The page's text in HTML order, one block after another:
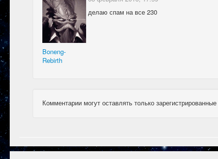
Boneng-
Rebirth
делаю спам на все 230
Комментарии могут оставлять только